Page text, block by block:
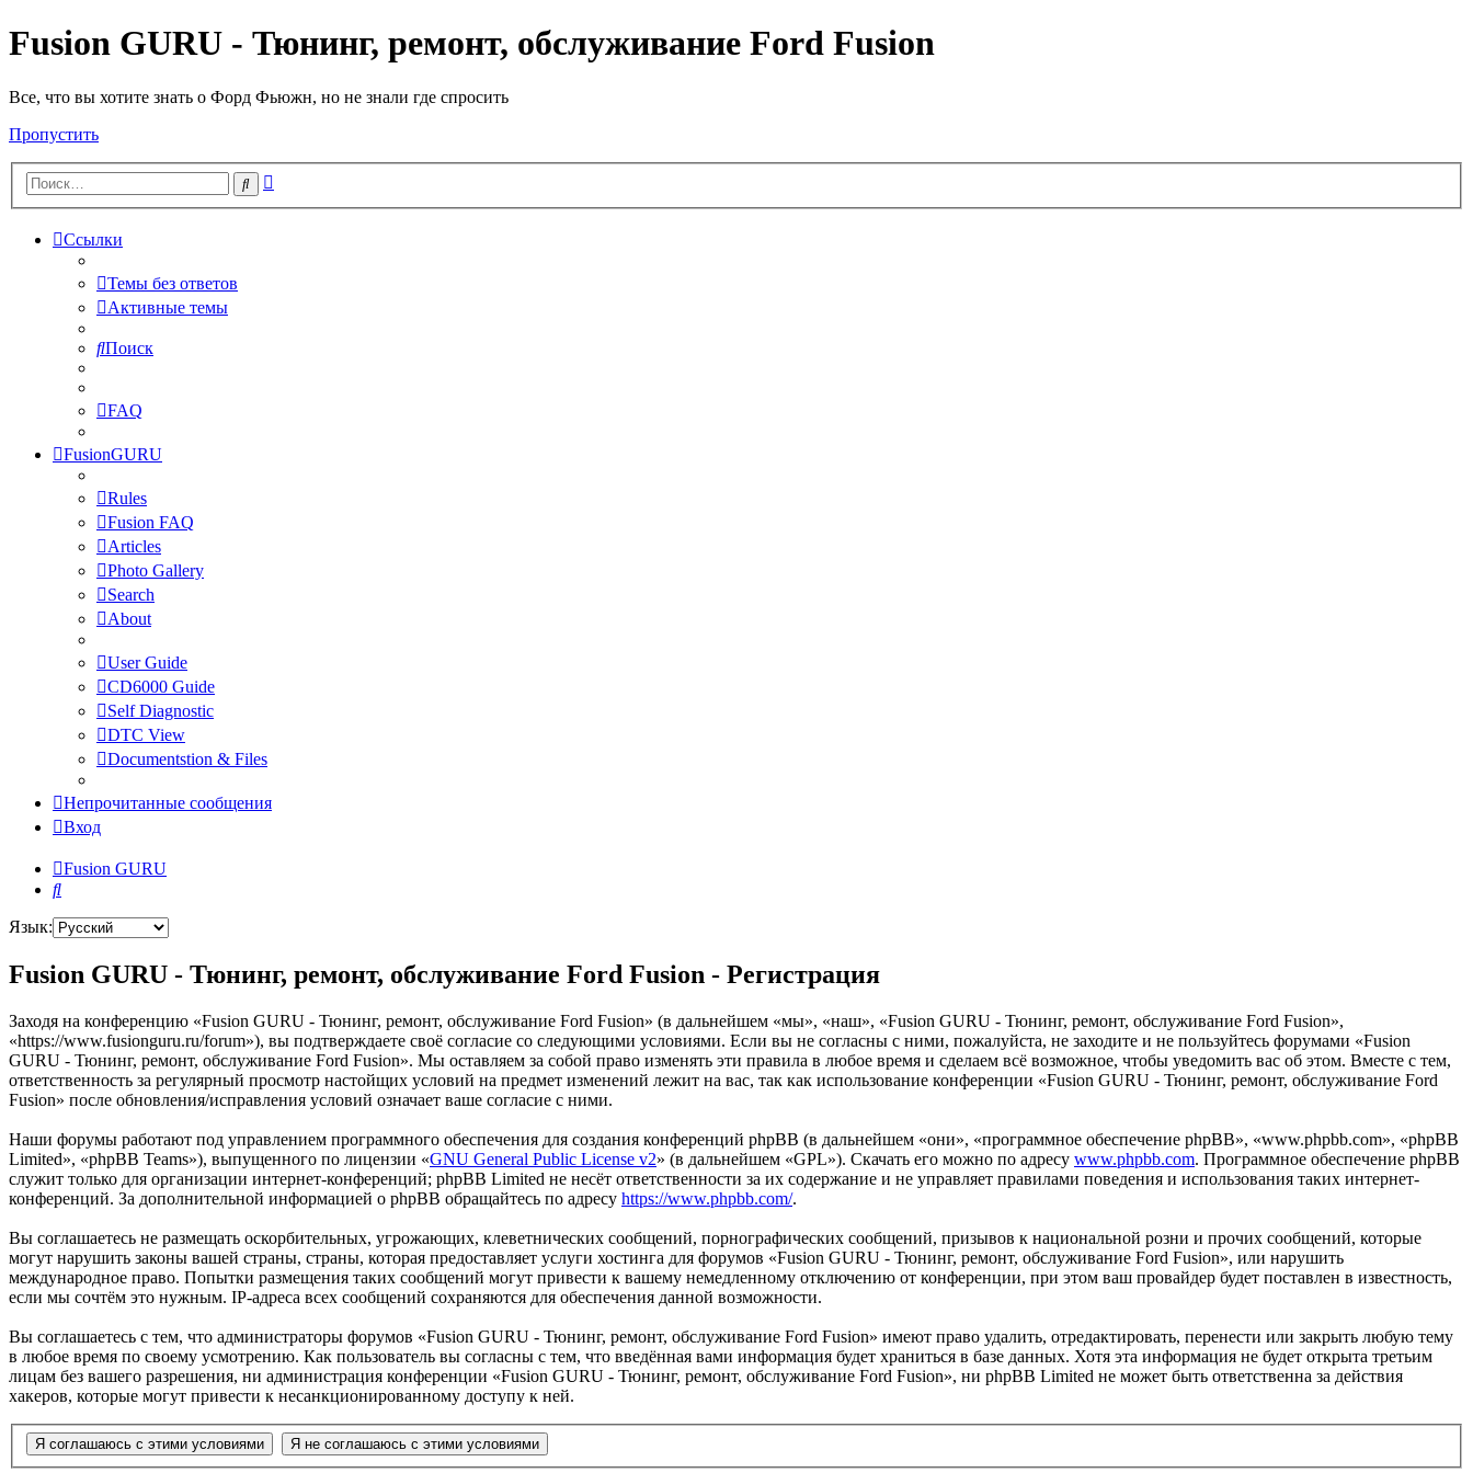
Fusion GURU - Тюнинг, ремонт, обслуживание Ford Fusion
Все, что вы хотите знать о Форд Фьюжн, но не знали где спросить
Пропустить
Поиск
Ссылки
Темы без ответов
Активные темы
Поиск
FAQ
FusionGURU
Rules
Fusion FAQ
Articles
Photo Gallery
Search
About
User Guide
CD6000 Guide
Self Diagnostic
DTC View
Documentstion & Files
Непрочитанные сообщения
Вход
Fusion GURU
Поиск
Язык:
Fusion GURU - Тюнинг, ремонт, обслуживание Ford Fusion - Регистрация
Заходя на конференцию «Fusion GURU - Тюнинг, ремонт, обслуживание Ford Fusion» (в дальнейшем «мы», «наш», «Fusion GURU - Тюнинг, ремонт, обслуживание Ford Fusion»,
«https://www.fusionguru.ru/forum»), вы подтверждаете своё согласие со следующими условиями. Если вы не согласны с ними, пожалуйста, не заходите и не пользуйтесь форумами «Fusion
GURU - Тюнинг, ремонт, обслуживание Ford Fusion». Мы оставляем за собой право изменять эти правила в любое время и сделаем всё возможное, чтобы уведомить вас об этом. Вместе с тем,
ответственность за регулярный просмотр настойщих условий на предмет изменений лежит на вас, так как использование конференции «Fusion GURU - Тюнинг, ремонт, обслуживание Ford
Fusion» после обновления/исправления условий означает ваше согласие с ними.
Наши форумы работают под управлением программного обеспечения для создания конференций phpBB (в дальнейшем «они», «программное обеспечение phpBB», «www.phpbb.com», «phpBB
Limited», «phpBB Teams»), выпущенного по лицензии «GNU General Public License v2» (в дальнейшем «GPL»). Скачать его можно по адресу www.phpbb.com. Программное обеспечение phpBB
служит только для организации интернет-конференций; phpBB Limited не несёт ответственности за их содержание и не управляет правилами поведения и использования таких интернет-
конференций. За дополнительной информацией о phpBB обращайтесь по адресу https://www.phpbb.com/.
Вы соглашаетесь не размещать оскорбительных, угрожающих, клеветнических сообщений, порнографических сообщений, призывов к национальной розни и прочих сообщений, которые
могут нарушить законы вашей страны, страны, которая предоставляет услуги хостинга для форумов «Fusion GURU - Тюнинг, ремонт, обслуживание Ford Fusion», или нарушить
международное право. Попытки размещения таких сообщений могут привести к вашему немедленному отключению от конференции, при этом ваш провайдер будет поставлен в известность,
если мы сочтём это нужным. IP-адреса всех сообщений сохраняются для обеспечения данной возможности.
Вы соглашаетесь с тем, что администраторы форумов «Fusion GURU - Тюнинг, ремонт, обслуживание Ford Fusion» имеют право удалить, отредактировать, перенести или закрыть любую тему
в любое время по своему усмотрению. Как пользователь вы согласны с тем, что введённая вами информация будет храниться в базе данных. Хотя эта информация не будет открыта третьим
лицам без вашего разрешения, ни администрация конференции «Fusion GURU - Тюнинг, ремонт, обслуживание Ford Fusion», ни phpBB Limited не может быть ответственна за действия
хакеров, которые могут привести к несанкционированному доступу к ней.